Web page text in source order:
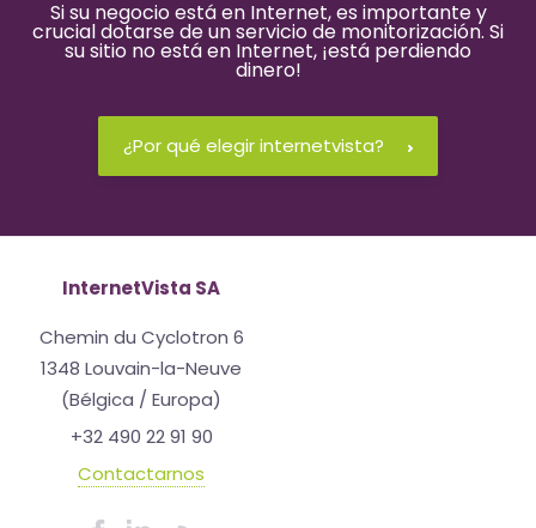
Si su negocio está en Internet, es importante y
crucial dotarse de un servicio de monitorización. Si
su sitio no está en Internet, ¡está perdiendo
dinero!
¿Por qué elegir internetvista?
InternetVista SA
Chemin du Cyclotron 6
1348 Louvain-la-Neuve
(Bélgica / Europa)
+32 490 22 91 90
Contactarnos